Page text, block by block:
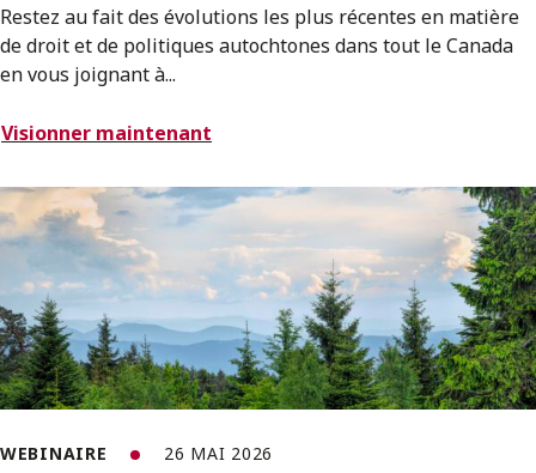
Restez au fait des évolutions les plus récentes en matière
de droit et de politiques autochtones dans tout le Canada
en vous joignant à...
Visionner maintenant
WEBINAIRE 26 MAI 2026